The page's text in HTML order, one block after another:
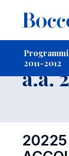
2011-2012
-
a.a.
20225